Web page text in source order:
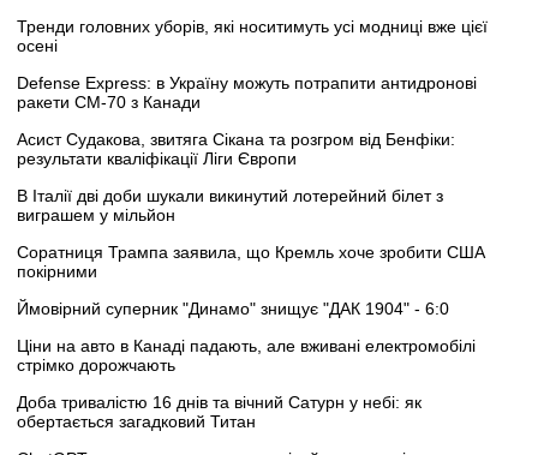
Тренди головних уборів, які носитимуть усі модниці вже цієї
осені
Defense Express: в Україну можуть потрапити антидронові
ракети CM-70 з Канади
Асист Судакова, звитяга Сікана та розгром від Бенфіки:
результати кваліфікації Ліги Європи
В Італії дві доби шукали викинутий лотерейний білет з
виграшем у мільйон
Соратниця Трампа заявила, що Кремль хоче зробити США
покірними
Ймовірний суперник "Динамо" знищує "ДАК 1904" - 6:0
Ціни на авто в Канаді падають, але вживані електромобілі
стрімко дорожчають
Доба тривалістю 16 днів та вічний Сатурн у небі: як
обертається загадковий Титан